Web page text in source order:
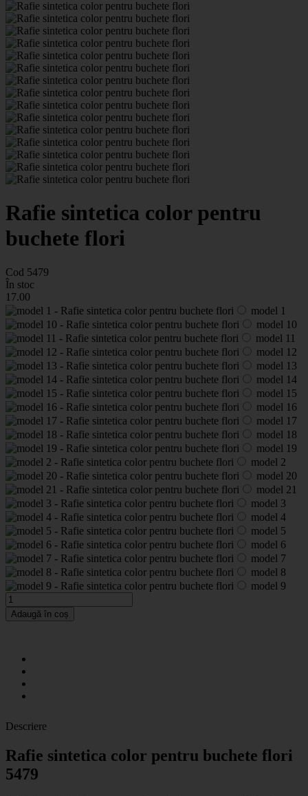
Rafie sintetica color pentru
buchete flori
Cod 5479
În stoc
17.00
model 1
model 10
model 11
model 12
model 13
model 14
model 15
model 16
model 17
model 18
model 19
model 2
model 20
model 21
model 3
model 4
model 5
model 6
model 7
model 8
model 9
Adaugă în coș
Descriere
Rafie sintetica color pentru buchete flori
5479